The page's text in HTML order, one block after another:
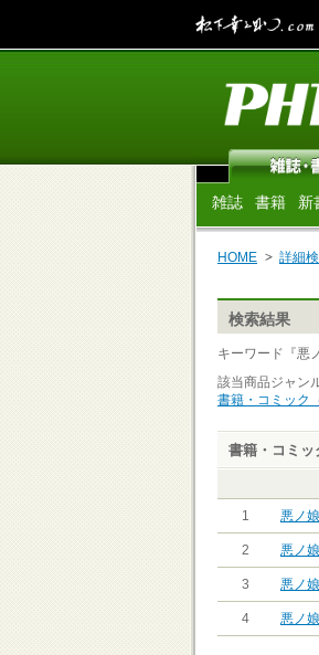
雑誌 書籍 新
HOME 詳細
検索結果
キーワード『悪
該当商品ジャン
書籍・コミック
書籍・コミッ
1 悪ノ
2 悪ノ
3 悪ノ
4 悪ノ